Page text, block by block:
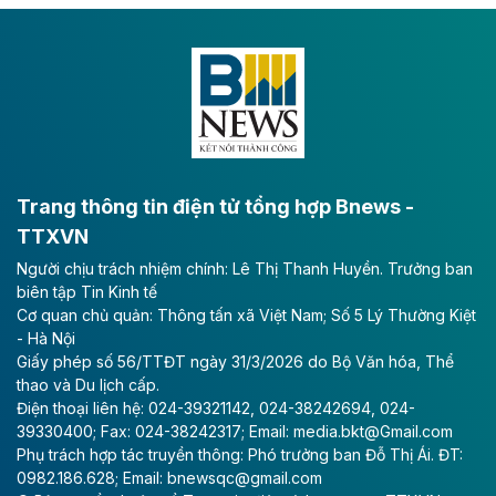
Đông A dài khoảng 25,1 km được kỳ vọng sẽ tạo động
lực phát triển kinh tế - xã hội khu vực phía Nam đồng
Long Thành
Tổng công ty Cảng hàng không Việt Nam - CTCP
(ACV) vừa lập kỷ lục mới về lợi nhuận trong quý
II/2026.
Theo baodautu.vn
Vinaconex lập đỉnh doanh thu
Tổng CTCP Xuất nhập khẩu và Xây dựng Việt Nam
(Vinaconex) đã khép lại nửa đầu năm với doanh thu
thuần gần 7.268 tỷ đồng, tăng 4% so với cùng kỳ và
cũng là mức cao nhất lịch sử hoạt động của doanh
Trang thông tin điện tử tổng hợp Bnews -
TTXVN
Người chịu trách nhiệm chính: Lê Thị Thanh Huyền. Trưởng ban
biên tập Tin Kinh tế
Cơ quan chủ quản: Thông tấn xã Việt Nam; Số 5 Lý Thường Kiệt
- Hà Nội
Giấy phép số 56/TTĐT ngày 31/3/2026 do Bộ Văn hóa, Thể
thao và Du lịch cấp.
Điện thoại liên hệ: 024-39321142, 024-38242694, 024-
39330400; Fax: 024-38242317; Email: media.bkt@Gmail.com
Phụ trách hợp tác truyền thông: Phó trưởng ban Đỗ Thị Ái. ĐT:
0982.186.628; Email: bnewsqc@gmail.com